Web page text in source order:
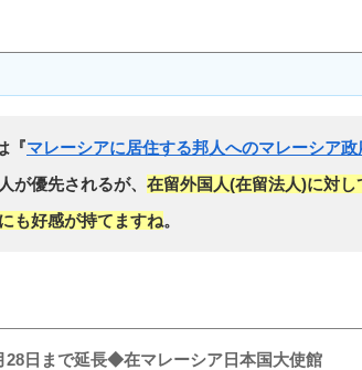
『マレーシアに居住する邦人へのマレーシア政
が優先されるが、 在留外国人(在留法人)に対し
も好感が持てますね。
日まで延長◆在マレーシア日本国大使館